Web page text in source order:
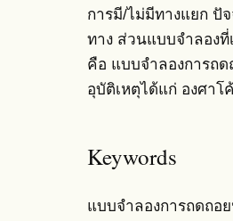
การมี/ไม่มีทางแยก ปั
ทาง ส่วนแบบจำลอง
คือ แบบจำลองการถ
อุบัติเหตุได้แก่ องศา
Keywords
แบบจำลองการถดถอ